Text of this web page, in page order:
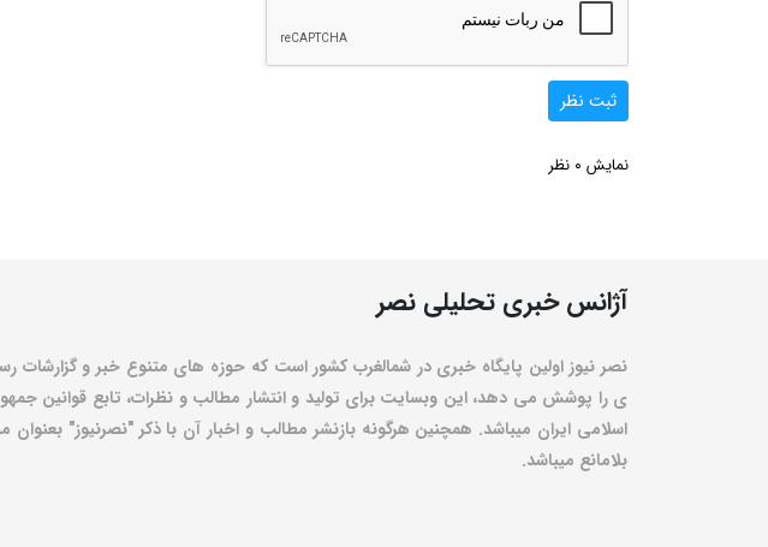
ثبت نظر
نمایش 0 نظر
آژانس خبری تحلیلی نصر
نصر نیوز اولین پایگاه خبری در شمالغرب کشور است که حوزه های متنوع خبر و گزارشات
ی را پوشش می دهد، این وبسایت برای تولید و انتشار مطالب و نظرات، تابع قوانین
اسلامی ایران میباشد. همچنین هرگونه بازنشر مطالب و اخبار آن با ذکر "نصرنیوز" بعنوان
بلامانع میباشد.